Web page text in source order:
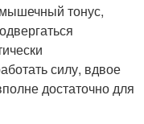
тонус,
силу, вдвое
достаточно для